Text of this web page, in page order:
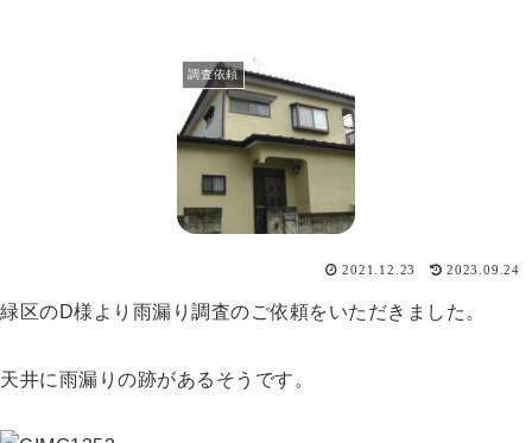
調査依頼
2021.12.23 2023.09.24
緑区のD様より雨漏り調査のご依頼をいただきました。
天井に雨漏りの跡があるそうです。